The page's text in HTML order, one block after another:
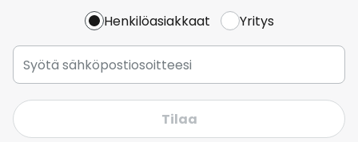
Henkilöasiakkaat Yritys
Tilaa